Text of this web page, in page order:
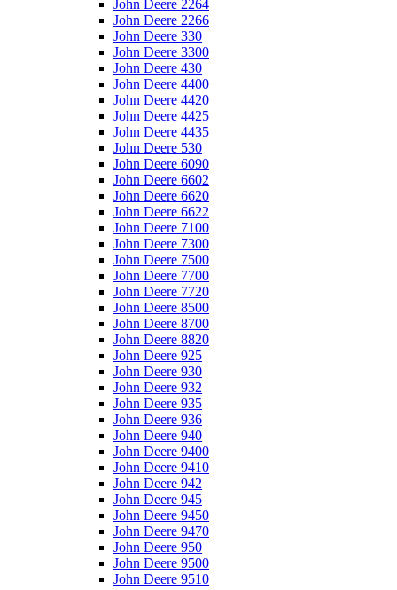
John Deere 2264
John Deere 2266
John Deere 330
John Deere 3300
John Deere 430
John Deere 4400
John Deere 4420
John Deere 4425
John Deere 4435
John Deere 530
John Deere 6090
John Deere 6602
John Deere 6620
John Deere 6622
John Deere 7100
John Deere 7300
John Deere 7500
John Deere 7700
John Deere 7720
John Deere 8500
John Deere 8700
John Deere 8820
John Deere 925
John Deere 930
John Deere 932
John Deere 935
John Deere 936
John Deere 940
John Deere 9400
John Deere 9410
John Deere 942
John Deere 945
John Deere 9450
John Deere 9470
John Deere 950
John Deere 9500
John Deere 9510